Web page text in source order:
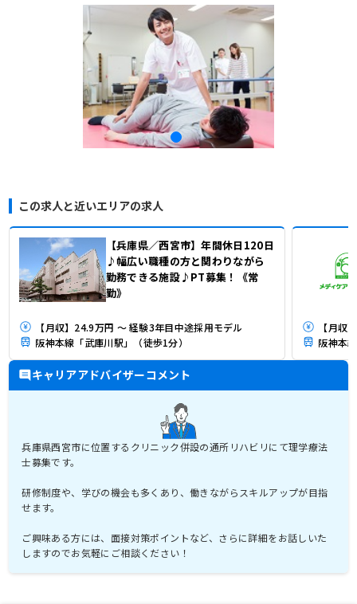
この求人と近いエリアの求人
【兵庫県／西宮市】年間休日120日
♪幅広い職種の方と関わりながら
勤務できる施設♪PT募集！《常
勤》
【月収】24.9万円 ～ 経験3年目中途採用モデル
阪神本線「武庫川駅」（徒歩1分）
【月収
阪神本
キャリアアドバイザーコメント
兵庫県西宮市に位置するクリニック併設の通所リハビリにて理学療法
士募集です。
研修制度や、学びの機会も多くあり、働きながらスキルアップが目指
せます。
ご興味ある方には、面接対策ポイントなど、さらに詳細をお話しいた
しますのでお気軽にご相談ください！